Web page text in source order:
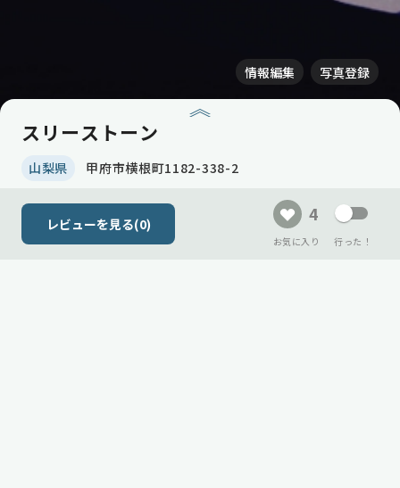
情報編集 写真登録
スリーストーン
山梨県 甲府市横根町1182-338-2
レビューを見る(0) 4
お気に入り 行った！